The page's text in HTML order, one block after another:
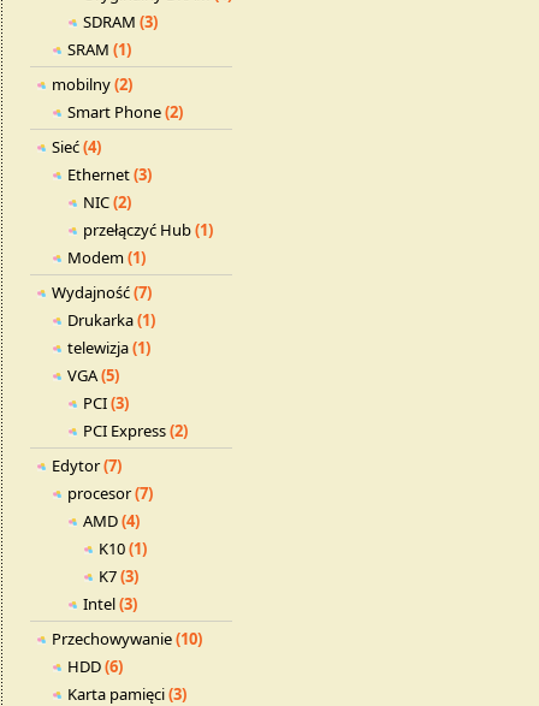
SDRAM (3)
SRAM (1)
mobilny(2)
Smart Phone(2)
Sieć(4)
Ethernet(3)
NIC(2)
przełączyć Hub(1)
Modem(1)
Wydajność(7)
Drukarka(1)
telewizja(1)
VGA(5)
PCI(3)
PCI Express(2)
Edytor(7)
procesor(7)
AMD(4)
K10(1)
K7(3)
Intel(3)
Przechowywanie(10)
HDD(6)
Karta pamięci(3)